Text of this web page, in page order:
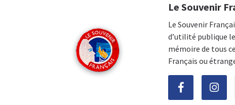
Le Souvenir
Le Souvenir
d’utilité publique
mémoire de tous
Français ou